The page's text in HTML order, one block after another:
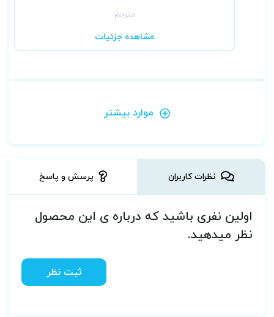
مترجم
مشاهده جزئیات
موارد بیشتر
نظرات کاربران پرسش و پاسخ
اولین نفری باشید که درباره ی این محصول
نظر میدهید.
ثبت نظر